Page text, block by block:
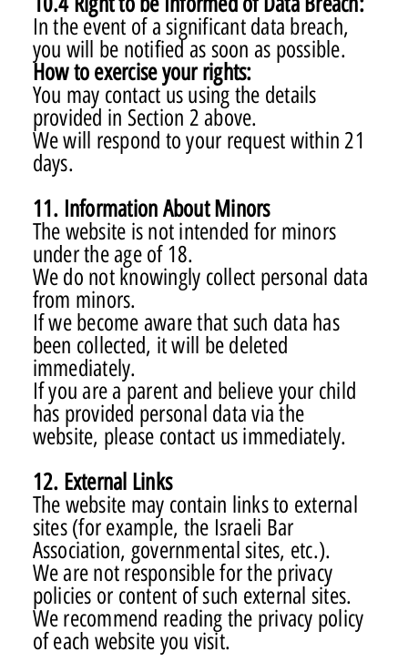
In the event of a significant data breach,
you will be notified as soon as possible.
How to exercise your rights:
You may contact us using the details
provided in Section 2 above.
We will respond to your request within 21
days.
11. Information About Minors
The website is not intended for minors
under the age of 18.
We do not knowingly collect personal data
from minors.
If we become aware that such data has
been collected, it will be deleted
immediately.
If you are a parent and believe your child
has provided personal data via the
website, please contact us immediately.
12. External Links
The website may contain links to external
sites (for example, the Israeli Bar
Association, governmental sites, etc.).
We are not responsible for the privacy
policies or content of such external sites.
We recommend reading the privacy policy
of each website you visit.